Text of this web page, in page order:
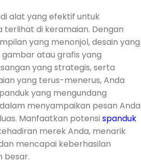
alat yang efektif untuk
terlihat di keramaian. Dengan
yang menonjol, desain yang
atau grafis yang
yang strategis, serta
yang terus-menerus, Anda
yang mengundang
menyampaikan pesan Anda
Manfaatkan potensi spanduk
merek Anda, menarik
mencapai keberhasilan
besar.